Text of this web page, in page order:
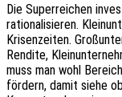
Die Super­rei­chen
ra­tio­na­li­sie­ren.
Krisen­zei­ten.
Rendi­te,
muss man wohl
fördern, damit siehe